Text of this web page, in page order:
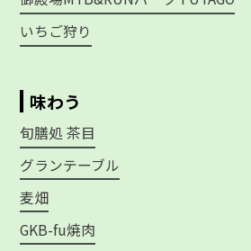
いちご狩り
味わう
旬膳処 茶目
グランテーブル
麦畑
GKB-fu焼肉